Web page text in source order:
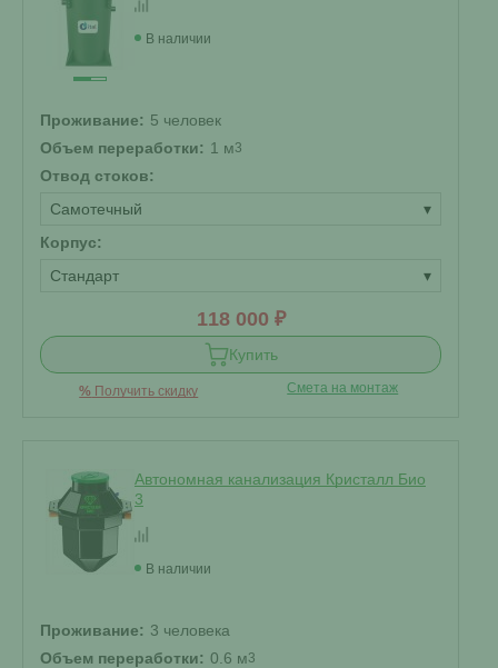
В наличии
Проживание: 5 человек
Объем переработки: 1 м3
Отвод стоков:
Самотечный
▾
Корпус:
Стандарт
▾
118 000 ₽
Купить
% Получить скидку Смета на монтаж
Автономная канализация Кристалл Био
3
В наличии
Проживание: 3 человека
Объем переработки: 0.6 м3